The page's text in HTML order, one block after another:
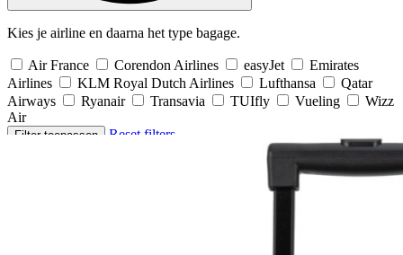
Kies je airline en daarna het type bagage.
Air France Corendon Airlines easyJet
Emirates
Airlines
KLM Royal Dutch Airlines Lufthansa
Qatar
Airways
Ryanair Transavia TUIfly Vueling
Wizz
Air
Filter toepassen
Reset filters
– 30 zichtbare producten